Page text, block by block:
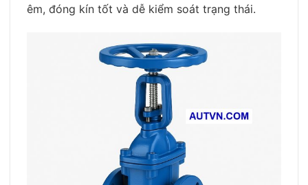
êm, đóng kín tốt và dễ kiểm soát trạng thái.